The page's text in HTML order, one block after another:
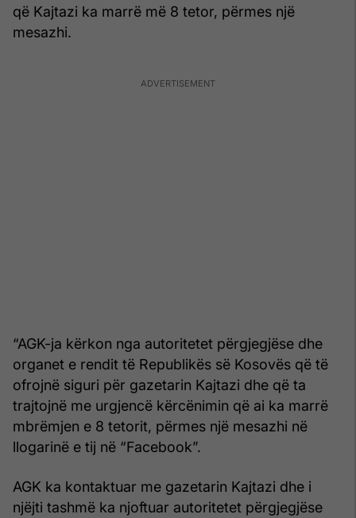
që Kajtazi ka marrë më 8 tetor, përmes një
mesazhi.
“AGK-ja kërkon nga autoritetet përgjegjëse dhe
organet e rendit të Republikës së Kosovës që të
ofrojnë siguri për gazetarin Kajtazi dhe që ta
trajtojnë me urgjencë kërcënimin që ai ka marrë
mbrëmjen e 8 tetorit, përmes një mesazhi në
llogarinë e tij në “Facebook”.
AGK ka kontaktuar me gazetarin Kajtazi dhe i
njëjti tashmë ka njoftuar autoritetet përgjegjëse